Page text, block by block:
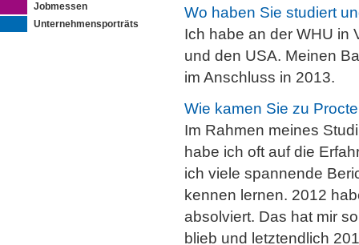
Jobmessen
Unternehmensporträts
Wo haben Sie studiert
Ich habe an der WHU in
und den USA. Meinen
im Anschluss in 2013.
Wie kamen Sie zu
Im Rahmen meines
habe ich oft auf die
ich viele spannende
kennen lernen. 2012
absolviert. Das hat mir
blieb und letztendlich